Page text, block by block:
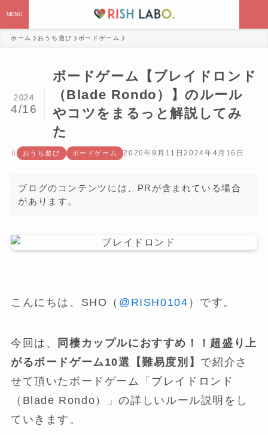
MENU
ホーム おうち遊び ボードゲーム
ボードゲーム【ブレイドロンド
（Blade Rondo）】のルール
やコツをまるっと解説してみ
た
2024
4/16
おうち遊び ボードゲーム 2020年9月11日2024年4月16日
ブログのコンテンツには、PRが含まれている場合
があります。
こんにちは、SHO（ @RISH0104 ）です。
今回は、
同棲カップルにおすすめ！！超盛り上
がるボードゲーム10選【難易度別】 で紹介さ
せて頂いたボードゲーム「ブレイドロンド
（Blade Rondo）」の詳しいルール説明をし
ていきます。